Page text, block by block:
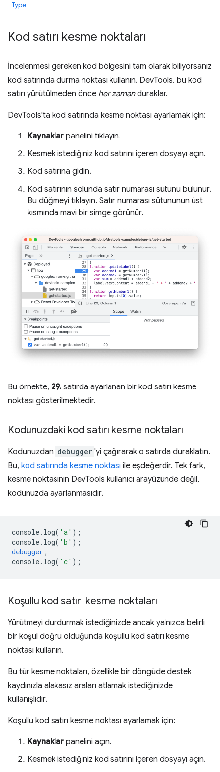
Type
Kod satırı kesme noktaları
İncelenmesi gereken kod bölgesini tam olarak biliyorsanız
kod satırında durma noktası kullanın. DevTools, bu kod
satırı yürütülmeden önce her zamanduraklar.
DevTools'ta kod satırında kesme noktası ayarlamak için:
Kaynaklar panelini tıklayın.
Kesmek istediğiniz kod satırını içeren dosyayı açın.
Kod satırına gidin.
Kod satırının solunda satır numarası sütunu bulunur.
Bu düğmeyi tıklayın. Satır numarası sütununun üst
kısmında mavi bir simge görünür.
Bu örnekte, 29. satırda ayarlanan bir kod satırı kesme
noktası gösterilmektedir.
Kodunuzdaki kod satırı kesme noktaları
Kodunuzdan debugger 'yi çağırarak o satırda duraklatın.
Bu, kod satırında kesme noktası ile eşdeğerdir. Tek fark,
kesme noktasının DevTools kullanıcı arayüzünde değil,
kodunuzda ayarlanmasıdır.
console. log( 'a' );
console. log( 'b' );
debugger ;
console. log( 'c' );
Koşullu kod satırı kesme noktaları
Yürütmeyi durdurmak istediğinizde ancak yalnızca belirli
bir koşul doğru olduğunda koşullu kod satırı kesme
noktası kullanın.
Bu tür kesme noktaları, özellikle bir döngüde destek
kaydınızla alakasız araları atlamak istediğinizde
kullanışlıdır.
Koşullu kod satırı kesme noktası ayarlamak için:
Kaynaklar panelini açın.
Kesmek istediğiniz kod satırını içeren dosyayı açın.